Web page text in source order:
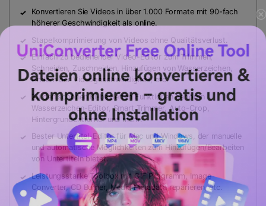
Konvertieren Sie Videos in über 1.000 Formate mit 90-fach
höherer Geschwindigkeit als online.
Stapelkomprimierung von Videos ohne Qualitätsverlust.
Einfach zu bedienender Video-Editor zum Trimmen,
Schneiden, Zuschneiden, Hinzufügen von Wasserzeichen,
Ändern der Videogeschwindigkeit, etc.
Zu den schönen KI-basierten Funktionen gehören
Wasserzeichen-Editor, Smart Trimmer, Auto-Crop,
Hintergrundentferner und mehr.
Bester Untertitel-Editorfür Mac und Windows, der manuelle
und automatische Möglichkeiten zum Hinzufügen/Bearbeiten
von Untertiteln bietet.
Leistungsstarke Toolbox mit GIF Programm, Image
Converter, CD Burner, Media Metadata reparieren, etc.